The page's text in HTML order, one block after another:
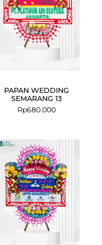
PAPAN WEDDING
SEMARANG 13
Rp680.000